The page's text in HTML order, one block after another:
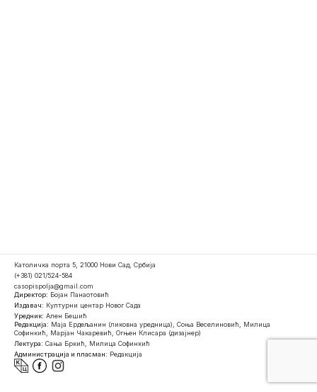
Католичка порта 5, 21000 Нови Сад, Србија
(+381) 021/524-584
casopispolja@gmail.com
Директор: Бојан Панаотовић
Издавач: Културни центар Новог Сада
Уредник: Ален Бешић
Редакција: Маја Ердељанин (ликовна уредница), Соња Веселиновић, Милица
Софинкић, Марјан Чакаревић, Огњен Клисара (дизајнер)
Лектура: Сања Бркић, Милица Софинкић
Администрација и пласман: Редакција